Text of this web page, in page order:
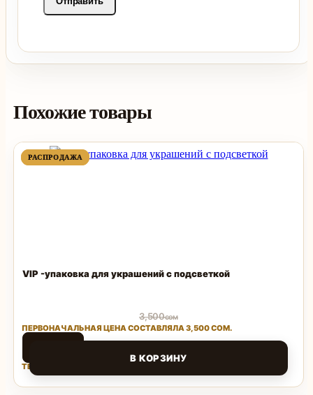
Похожие товары
РАСПРОДАЖА ПРОДАВАЕМЫЙ
ТОВАР
РАСПРОДАЖА ПРОДАВАЕМЫЙ
ТОВАР
VIP -упаковка для украшений с подсветкой
3,500сом
ПЕРВОНАЧАЛЬНАЯ ЦЕНА СОСТАВЛЯЛА 3,500 СОМ.
ТЕКУЩАЯ ЦЕНА: 1,500 СОМ.
В КОРЗИНУ